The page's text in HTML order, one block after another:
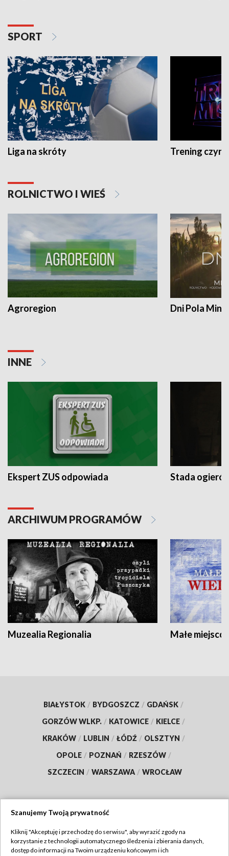
SPORT
Liga na skróty Trening czyni
ROLNICTWO I WIEŚ
Agroregion Dni Pola
INNE
Ekspert ZUS odpowiada Stada
ARCHIWUM PROGRAMÓW
Muzealia Regionalia Małe
BIAŁYSTOK / BYDGOSZCZ / GDAŃSK /
GORZÓW WLKP. / KATOWICE / KIELCE /
KRAKÓW / LUBLIN / ŁÓDŹ / OLSZTYN /
OPOLE / POZNAŃ / RZESZÓW /
SZCZECIN / WARSZAWA / WROCŁAW
TVP
Szanujemy Twoją prywatność
Kliknij "Akceptuję i przechodzę do serwisu", aby wyrazić zgody na
korzystanie z technologii automatycznego śledzenia i zbierania danych,
dostęp do informacji na Twoim urządzeniu końcowym i ich